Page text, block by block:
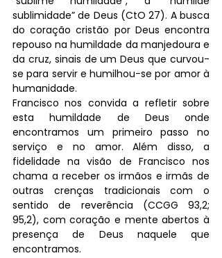
sublimidade” de Deus (CtO 27). A busca
do coração cristão por Deus encontra
repouso na humildade da manjedoura e
da cruz, sinais de um Deus que curvou-
se para servir e humilhou-se por amor à
humanidade.
Francisco nos convida a refletir sobre
esta humildade de Deus onde
encontramos um primeiro passo no
serviço e no amor. Além disso, a
fidelidade na visão de Francisco nos
chama a receber os irmãos e irmãs de
outras crenças tradicionais com o
sentido de reverência (CCGG 93,2;
95,2), com coração e mente abertos à
presença de Deus naquele que
encontramos.